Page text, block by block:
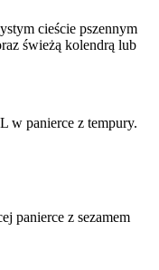
cieście pszennym
świeżą kolendrą lub
w panierce z tempury.
panierce z sezamem